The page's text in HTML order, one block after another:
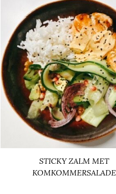
STICKY ZALM MET
KOMKOMMERSALADE